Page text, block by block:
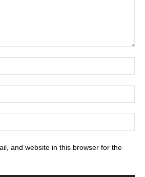
and website in this browser for the